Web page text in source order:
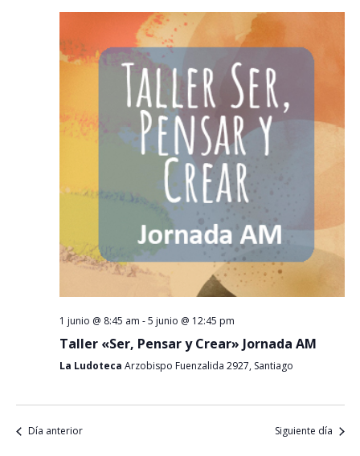
y
vistas
1 junio @ 8:45 am -5 junio @ 12:45 pm
Taller «Ser, Pensar y Crear» Jornada AM
La Ludoteca Arzobispo Fuenzalida 2927, Santiago
Día anterior Siguiente día